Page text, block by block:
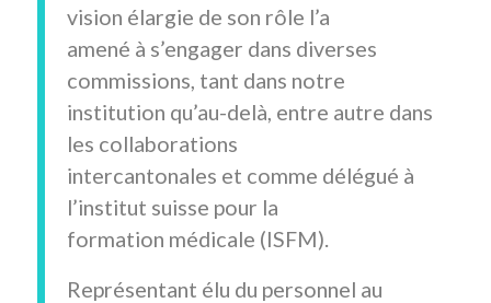
vision élargie de son rôle l’a
amené à s’engager dans diverses
commissions, tant dans notre
institution qu’au-delà, entre autre dans
les collaborations
intercantonales et comme délégué à
l’institut suisse pour la
formation médicale (ISFM).
Représentant élu du personnel au